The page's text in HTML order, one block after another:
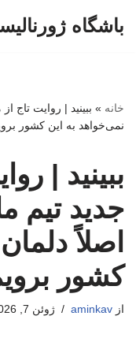
باشگاه
خانه » ببینید | روایت تاج
نمی‌خواهد به این کشور
ببینید |
جدید تیم
اصلاً
کشور
از aminkav ژوئن 7, 2026